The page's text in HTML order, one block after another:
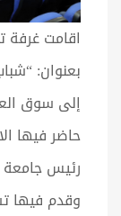
اقامت غرفة
بعنوان:
إلى سوق
حاضر فيها
رئيس جامعة
وقدم فيها